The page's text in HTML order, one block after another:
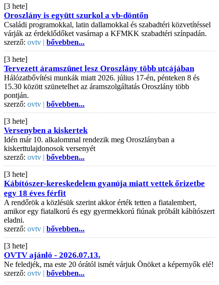
[3 hete]
Oroszlány is együtt szurkol a vb-döntőn
Családi programokkal, latin dallamokkal és szabadtéri közvetítéssel
várják az érdeklődőket vasárnap a KFMKK szabadtéri színpadán.
szerző: ovtv | bővebben...
[3 hete]
Tervezett áramszünet lesz Oroszlány több utcájában
Hálózatbővítési munkák miatt 2026. július 17-én, pénteken 8 és
15.30 között szünetelhet az áramszolgáltatás Oroszlány több
pontján.
szerző: ovtv | bővebben...
[3 hete]
Versenyben a kiskertek
Idén már 10. alkalommal rendezik meg Oroszlányban a
kiskerttulajdonosok versenyét
szerző: ovtv | bővebben...
[3 hete]
Kábítószer-kereskedelem gyanúja miatt vettek őrizetbe
egy 18 éves férfit
A rendőrök a közlésük szerint akkor érték tetten a fiatalembert,
amikor egy fiatalkorú és egy gyermekkorú fiúnak próbált kábítószert
eladni.
szerző: ovtv | bővebben...
[3 hete]
OVTV ajánló - 2026.07.13.
Ne feledjék, ma este 20 órától ismét várjuk Önöket a képernyők elé!
szerző: ovtv | bővebben...